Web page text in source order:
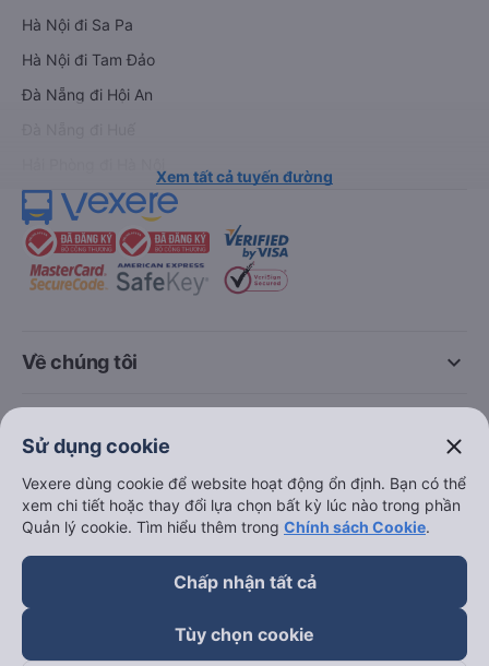
Hà Nội đi Sa Pa
Hà Nội đi Tam Đảo
Đà Nẵng đi Hội An
Xem tất cả tuyến đường
keyboard_arrow_down
Về chúng tôi
keyboard_arrow_down
Trở thành đối tác
Sử dụng cookie close
Vexere dùng cookie để website hoạt động ổn định. Bạn có thể
xem chi tiết hoặc thay đổi lựa chọn bất kỳ lúc nào trong phần
Quản lý cookie. Tìm hiểu thêm trong Chính sách Cookie.
Chấp nhận tất cả
Tùy chọn cookie